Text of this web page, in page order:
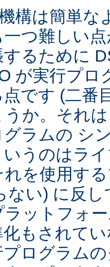
構は簡単な
つ難しい
るために
が実行プ
です (二番
か。それ
グラムの シ
うのはラ
れを使用す
ない) に反
ットフォ
もされて
プログラム